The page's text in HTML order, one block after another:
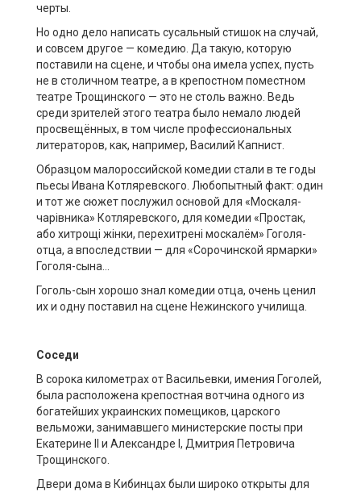
черты.
Но одно дело написать сусальный стишок на случай,
и совсем другое — комедию. Да такую, которую
поставили на сцене, и чтобы она имела успех, пусть
не в столичном театре, а в крепостном поместном
театре Трощинского — это не столь важно. Ведь
среди зрителей этого театра было немало людей
просвещённых, в том числе профессиональных
литераторов, как, например, Василий Капнист.
Образцом малороссийской комедии стали в те годы
пьесы Ивана Котляревского. Любопытный факт: один
и тот же сюжет послужил основой для «Москаля-
чарiвника» Котляревского, для комедии «Простак,
або хитрощi жiнки, перехитренi москалём» Гоголя-
отца, а впоследствии — для «Сорочинской ярмарки»
Гоголя-сына…
Гоголь-сын хорошо знал комедии отца, очень ценил
их и одну поставил на сцене Нежинского училища.
Соседи
В сорока километрах от Васильевки, имения Гоголей,
была расположена крепостная вотчина одного из
богатейших украинских помещиков, царского
вельможи, занимавшего министерские посты при
Екатерине II и Александре I, Дмитрия Петровича
Трощинского.
Двери дома в Кибинцах были широко открыты для